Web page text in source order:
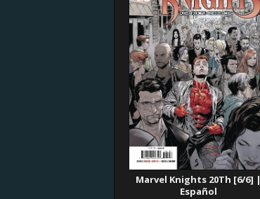
Marvel Knights 20Th [6/6] |
Español